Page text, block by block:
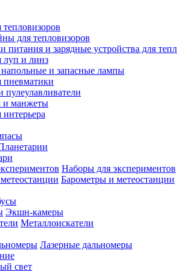
для тепловизоров
питания и зарядные устройства для
луп и линз
и запасные лампы
пневматики
манжеты
Наборы для экспериментов
Барометры и метеостанции
Экшн-камеры
Металлоискатели
Лазерные дальномеры
свет